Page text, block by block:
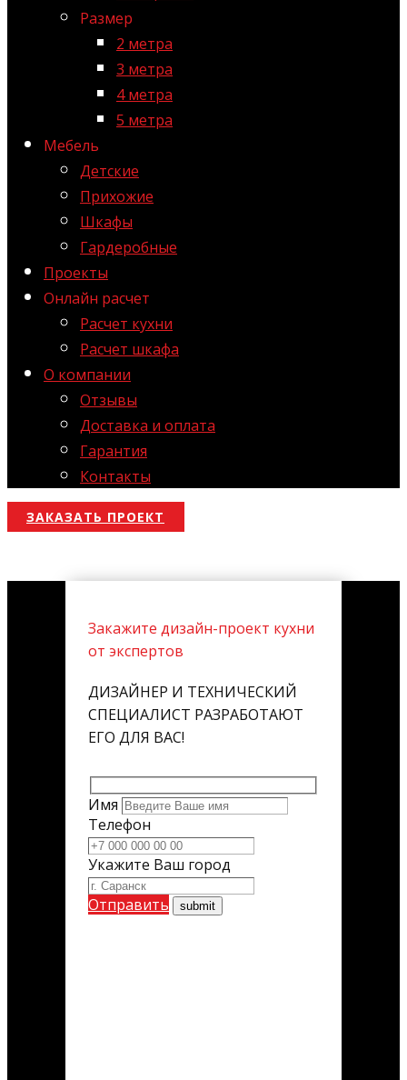
Размер
2 метра
3 метра
4 метра
5 метра
Мебель
Детские
Прихожие
Шкафы
Гардеробные
Проекты
Онлайн расчет
Расчет кухни
Расчет шкафа
О компании
Отзывы
Доставка и оплата
Гарантия
Контакты
ЗАКАЗАТЬ ПРОЕКТ
Закажите дизайн-проект кухни
от экспертов
ДИЗАЙНЕР И ТЕХНИЧЕСКИЙ
СПЕЦИАЛИСТ РАЗРАБОТАЮТ
ЕГО ДЛЯ ВАС!
Имя
Телефон
Укажите Ваш город
Отправить